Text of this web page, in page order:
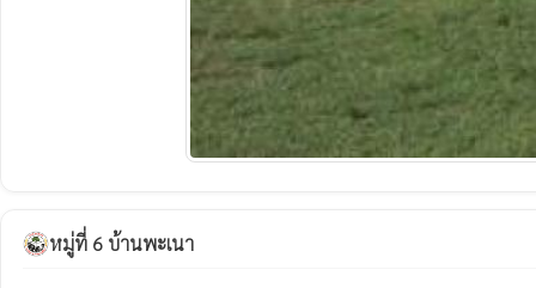
หมู่ที่ 6 บ้านพะเนา